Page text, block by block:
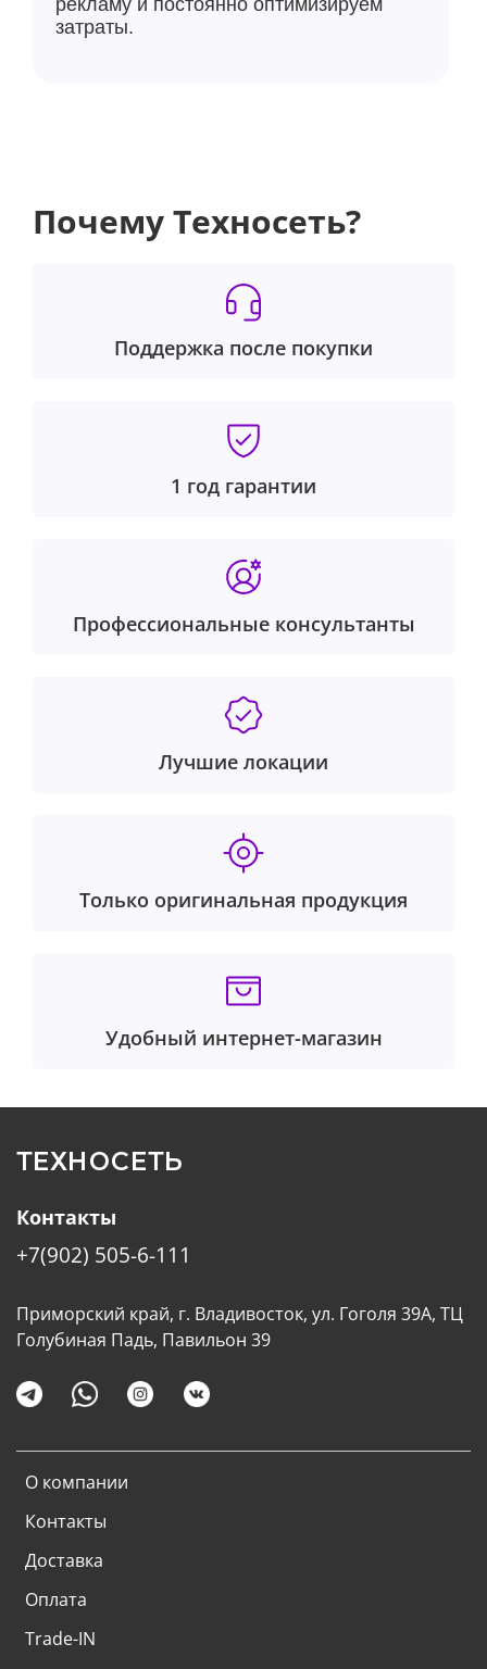
затраты.
Почему Техносеть?
Поддержка после покупки
1 год гарантии
Профессиональные консультанты
Лучшие локации
Только оригинальная продукция
Удобный интернет-магазин
ТЕХНОСЕТЬ
О компании
Контакты
Доставка
Оплата
Trade-IN
Контакты
+7(902) 505-6-111
Приморский край, г. Владивосток, ул. Гоголя 39А, ТЦ
Голубиная Падь, Павильон 39